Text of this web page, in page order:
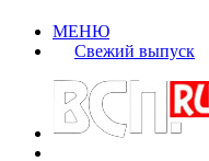
МЕНЮ
Свежий выпуск